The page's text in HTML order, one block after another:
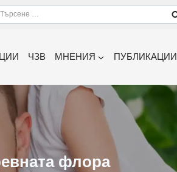
Търсене
ЧЗВ МНЕНИЯ ПУБЛИКАЦИИ
флора